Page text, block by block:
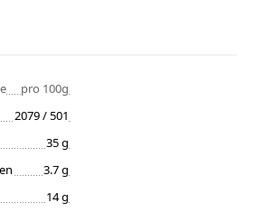
pro 100g
2079 / 501
35 g
3.7 g
14 g